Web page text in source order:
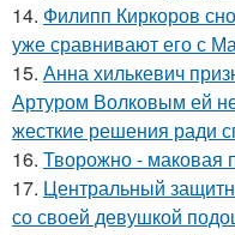
14. Филипп Киркоров
уже сравнивают его с
15. Анна хилькевич
Артуром Волковым ей
жесткие решения ради
16. Творожно - маковая
17. Центральный
со своей девушкой